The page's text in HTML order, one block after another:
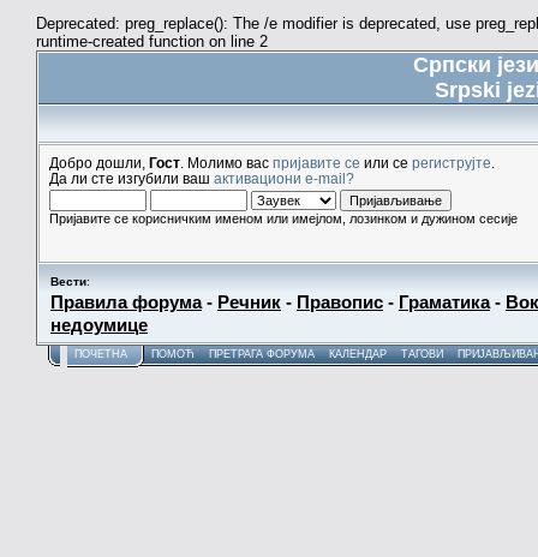
Deprecated: preg_replace(): The /e modifier is deprecated, use
runtime-created function on line 2
Српски
Srpski
Добро дошли, Гост . Молимо вас пријавите се или се региструјте
Да ли сте изгубили ваш активациони e-mail?
Пријавите се корисничким именом или имејлом, лозинком и дужином сесије
Вести:
Правила форума- Речник - Правопис - Граматика-
недоумице
ПОЧЕТНА ПОМОЋ ПРЕТРАГА ФОРУМА КАЛЕНДАР ТАГОВИ